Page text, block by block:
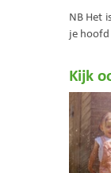
NB Het
je hoofd
Kijk